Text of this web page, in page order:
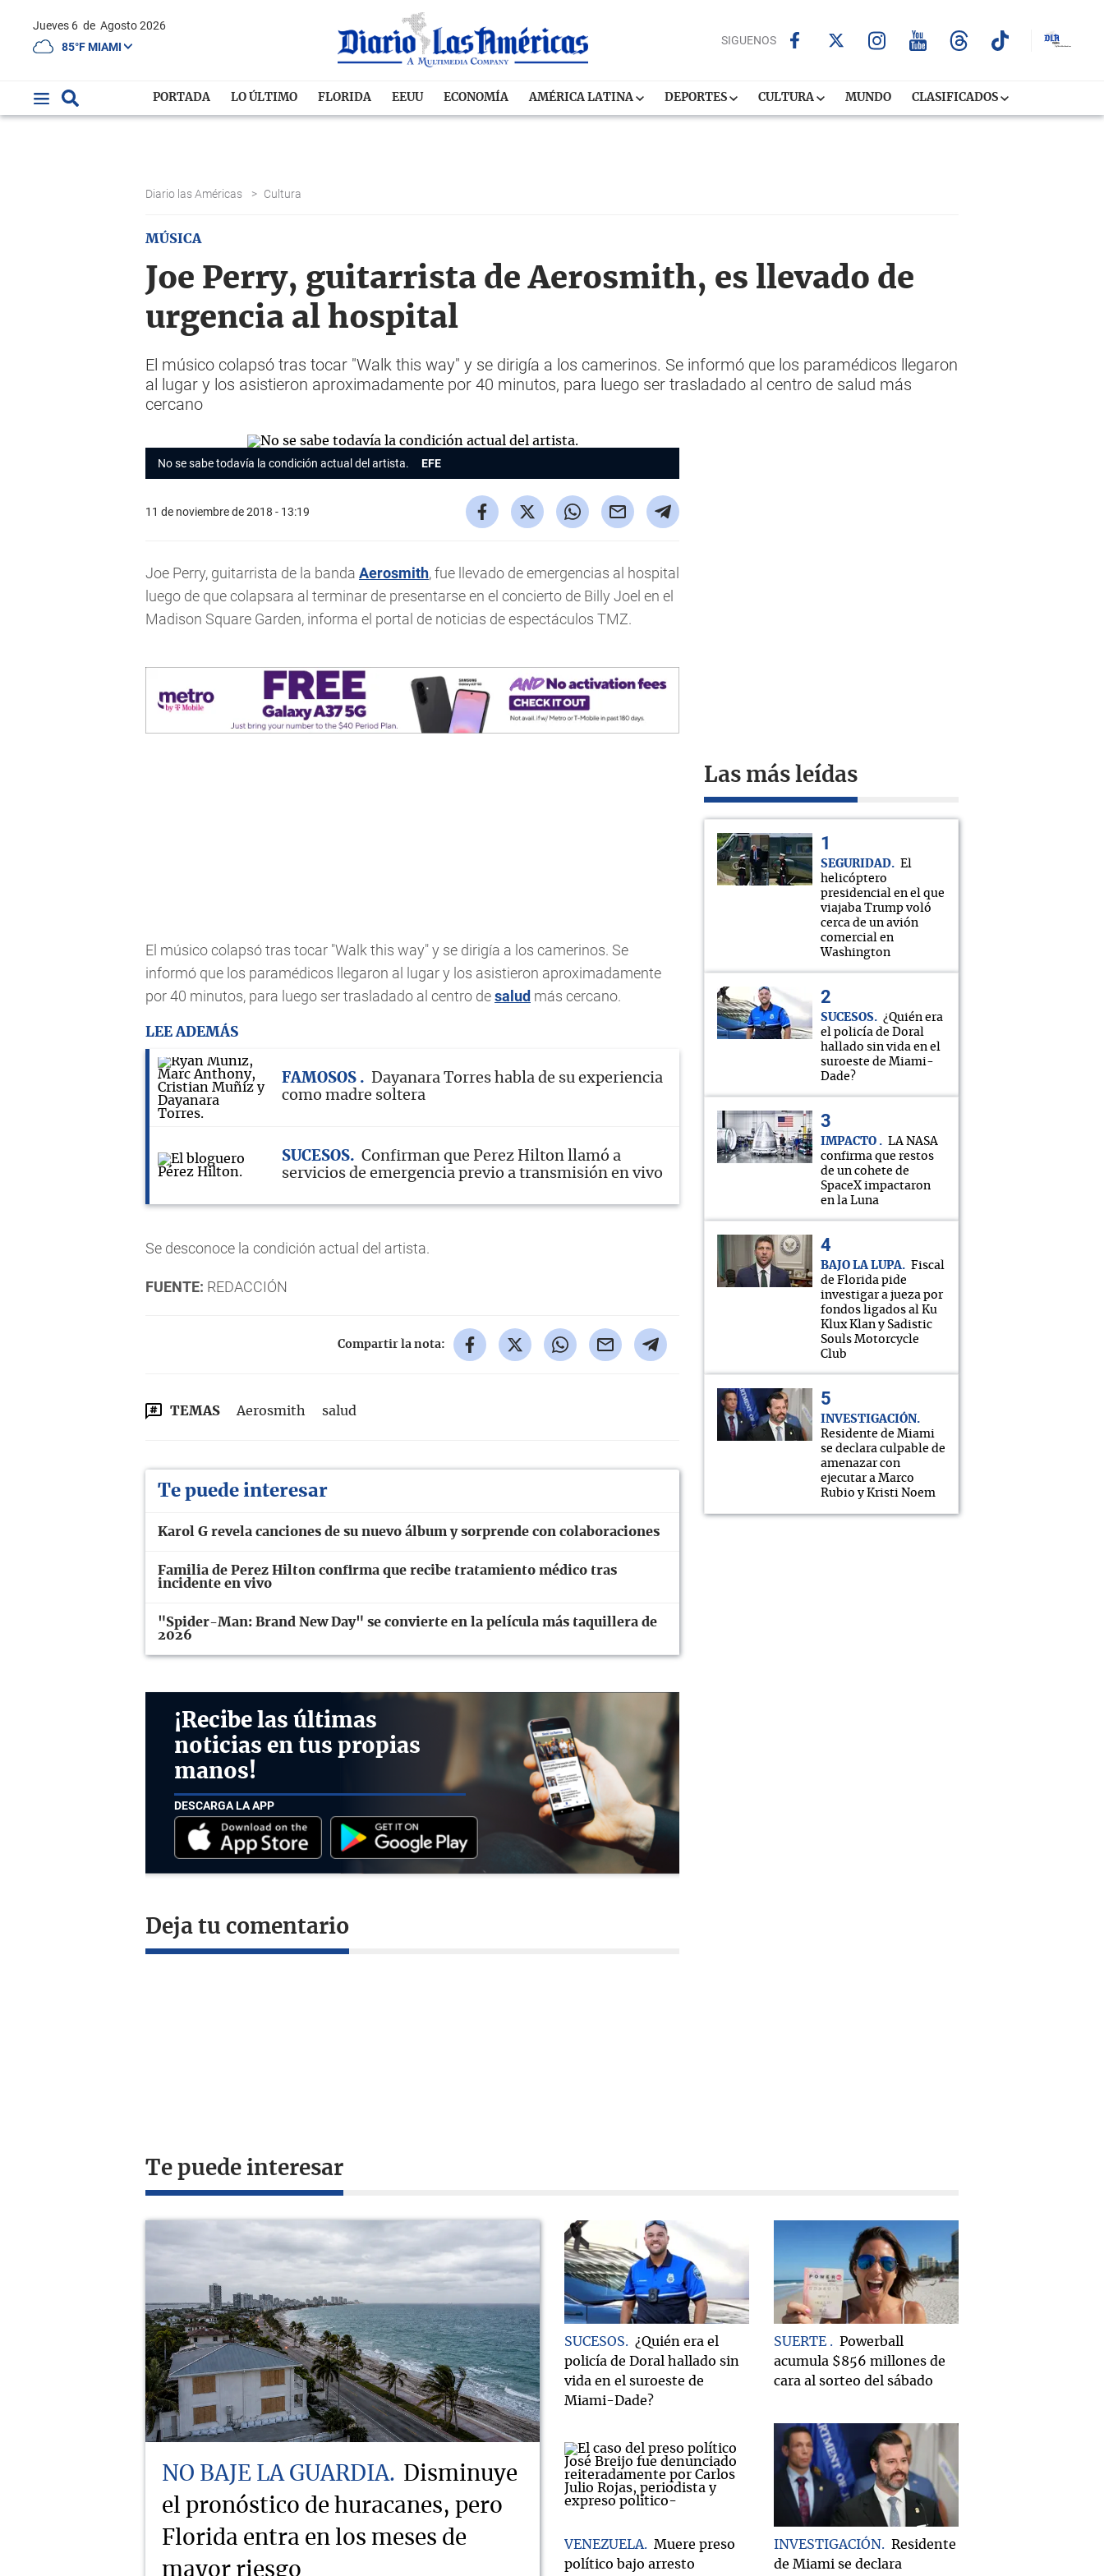
Jueves 6 de Agosto 2026
85°F MIAMI
SIGUENOS
PORTADA LO ÚLTIMO FLORIDA EEUU ECONOMÍA AMÉRICA LATINA DEPORTES CULTURA MUNDO CLASIFICADOS
Diario las Américas > Cultura
MÚSICA
Joe Perry, guitarrista de Aerosmith, es llevado de
urgencia al hospital
El músico colapsó tras tocar "Walk this way" y se dirigía a los camerinos. Se informó que los paramédicos llegaron
al lugar y los asistieron aproximadamente por 40 minutos, para luego ser trasladado al centro de salud más
cercano
No se sabe todavía la condición actual del artista. EFE
11 de noviembre de 2018 - 13:19
Joe Perry, guitarrista de la banda Aerosmith, fue llevado de emergencias al hospital
luego de que colapsara al terminar de presentarse en el concierto de Billy Joel en el
Madison Square Garden, informa el portal de noticias de espectáculos TMZ.
El músico colapsó tras tocar "Walk this way" y se dirigía a los camerinos. Se
informó que los paramédicos llegaron al lugar y los asistieron aproximadamente
por 40 minutos, para luego ser trasladado al centro desalud más cercano.
LEE ADEMÁS
FAMOSOS
Dayanara Torres habla de su experiencia
como madre soltera
SUCESOS
Confirman que Perez Hilton llamó a
servicios de emergencia previo a transmisión en vivo
Se desconoce la condición actual del artista.
FUENTE: REDACCIÓN
Compartir la nota:
TEMAS Aerosmith salud
Te puede interesar
Karol G revela canciones de su nuevo álbum y sorprende con colaboraciones
Familia de Perez Hilton confirma que recibe tratamiento médico tras
incidente en vivo
"Spider-Man: Brand New Day" se convierte en la película más taquillera de
2026
¡Recibe las últimas
noticias en tus propias
manos!
DESCARGA LA APP
Deja tu comentario
Las más leídas
SEGURIDAD
El
helicóptero
presidencial en el que
viajaba Trump voló
cerca de un avión
comercial en
Washington
SUCESOS
¿Quién era
el policía de Doral
hallado sin vida en el
suroeste de Miami-
Dade?
IMPACTO
LA NASA
confirma que restos
de un cohete de
SpaceX impactaron
en la Luna
BAJO LA LUPA
Fiscal
de Florida pide
investigar a jueza por
fondos ligados al Ku
Klux Klan y Sadistic
Souls Motorcycle
Club
INVESTIGACIÓN
Residente de Miami
se declara culpable de
amenazar con
ejecutar a Marco
Rubio y Kristi Noem
Te puede interesar
NO BAJE LA GUARDIA
Disminuye
el pronóstico de huracanes, pero
Florida entra en los meses de
mayor riesgo
SUCESOS
¿Quién era el
policía de Doral hallado sin
vida en el suroeste de
Miami-Dade?
SUERTE
Powerball
acumula $856 millones de
cara al sorteo del sábado
VENEZUELA
Muere preso
político bajo arresto
INVESTIGACIÓN
Residente
de Miami se declara